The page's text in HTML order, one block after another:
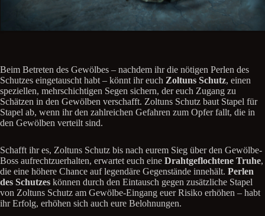
Beim Betreten des Gewölbes – nachdem ihr die nötigen Perlen des
Schutzes eingetauscht habt – könnt ihr euch Zoltuns Schutz, einen
speziellen, mehrschichtigen Segen sichern, der euch Zugang zu
Schätzen in den Gewölben verschafft. Zoltuns Schutz baut Stapel für
Stapel ab, wenn ihr den zahlreichen Gefahren zum Opfer fallt, die in
den Gewölben verteilt sind.
Schafft ihr es, Zoltuns Schutz bis nach eurem Sieg über den Gewölbe-
Boss aufrechtzuerhalten, erwartet euch eine Drahtgeflochtene Truhe,
die eine höhere Chance auf legendäre Gegenstände innehält. Perlen
des Schutzes können durch den Eintausch gegen zusätzliche Stapel
von Zoltuns Schutz am Gewölbe-Eingang euer Risiko erhöhen – habt
ihr Erfolg, erhöhen sich auch eure Belohnungen.